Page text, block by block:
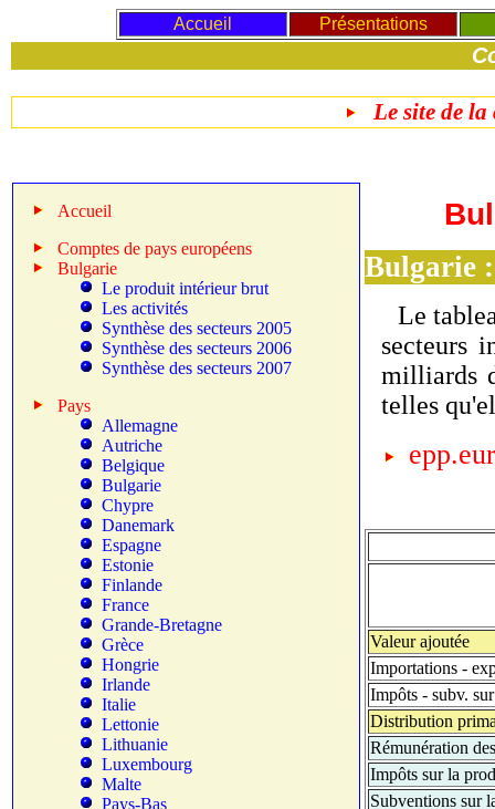
Accueil Présentations
Le site de
Accueil
Comptes de pays européens
Bulgarie
Le produit intérieur brut
Les activités
Synthèse des secteurs 2005
Synthèse des secteurs 2006
Synthèse des secteurs 2007
Pays
Allemagne
Autriche
Belgique
Bulgarie
Chypre
Danemark
Espagne
Estonie
Finlande
France
Grande-Bretagne
Grèce
Hongrie
Irlande
Italie
Lettonie
Lithuanie
Luxembourg
Malte
Pays-Bas
Bulgarie :
Le
secteurs
milliards
telles
Valeur ajoutée
Importations -
Impôts - subv.
Distribution
Rémunération
Impôts sur la
Subventions sur